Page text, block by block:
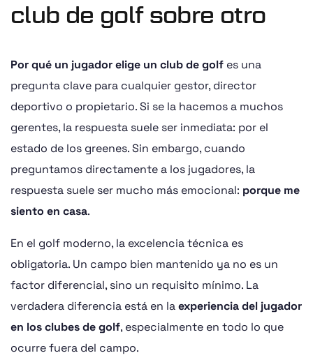
club de golf sobre otro
Por qué un jugador elige un club de golf es una
pregunta clave para cualquier gestor, director
deportivo o propietario. Si se la hacemos a muchos
gerentes, la respuesta suele ser inmediata: por el
estado de los greenes. Sin embargo, cuando
preguntamos directamente a los jugadores, la
respuesta suele ser mucho más emocional: porque me
siento en casa.
En el golf moderno, la excelencia técnica es
obligatoria. Un campo bien mantenido ya no es un
factor diferencial, sino un requisito mínimo. La
verdadera diferencia está en laexperiencia del jugador
en los clubes de golf, especialmente en todo lo que
ocurre fuera del campo.